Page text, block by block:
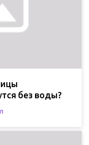
без воды?